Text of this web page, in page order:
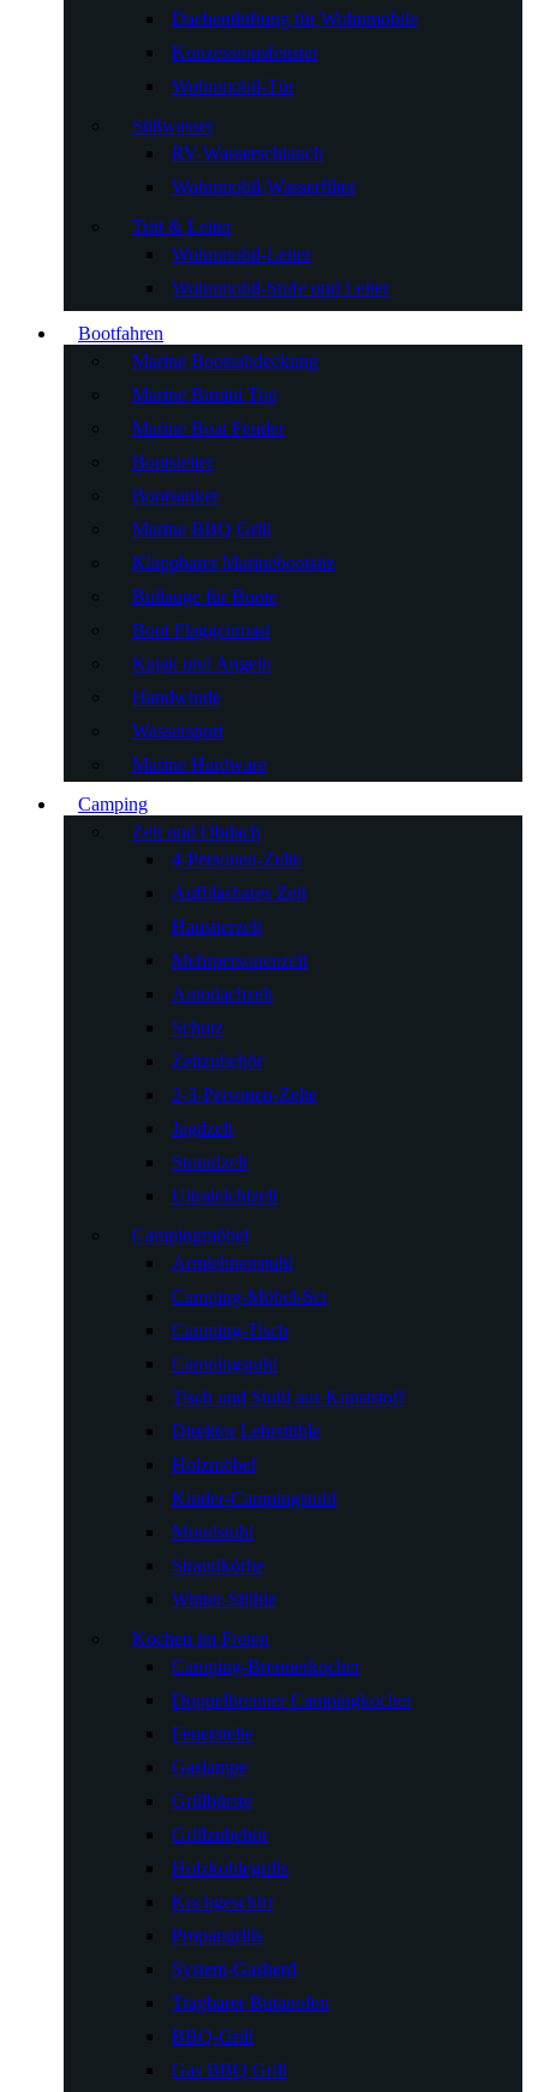
Dachentlüftung für Wohnmobile
Konzessionsfenster
Wohnmobil-Tür
Süßwasser
RV-Wasserschlauch
Wohnmobil-Wasserfilter
Tritt & Leiter
Wohnmobil-Leiter
Wohnmobil-Stufe und Leiter
Bootfahren
Marine Bootsabdeckung
Marine Bimini Top
Marine Boat Fender
Bootsleiter
Bootsanker
Marine BBQ Grill
Klappbarer Marinebootsitz
Bullauge für Boote
Boot Flaggenmast
Kajak und Angeln
Handwinde
Wassersport
Marine Hardware
Camping
Zelt und Obdach
4-Personen-Zelte
Aufblasbares Zelt
Haustierzelt
Mehrpersonenzelt
Autodachzelt
Schutz
Zeltzubehör
2-3-Personen-Zelte
Jagdzelt
Strandzelt
Ultraleichtzelt
Campingmöbel
Armlehnenstuhl
Camping-Möbel-Set
Camping-Tisch
Campingstuhl
Tisch und Stuhl aus Kunststoff
Direktor Lehrstühle
Holzmöbel
Kinder-Campingstuhl
Mondstuhl
Strandkörbe
Winter-Stühle
Kochen im Freien
Camping-Brennerkocher
Doppelbrenner Campingkocher
Feuerstelle
Gaslampe
Grillbürste
Grillzubehör
Holzkohlegrills
Kochgeschirr
Propangrills
System-Gasherd
Tragbarer Butanofen
BBQ-Grill
Gas BBQ Grill